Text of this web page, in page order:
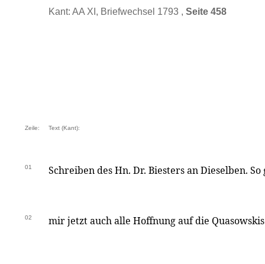
Kant: AA XI, Briefwechsel 1793 , Seite 458
Zeile: Text (Kant):
01 Schreiben des Hn. Dr. Biesters an Dieselben. So
02 mir jetzt auch alle Hoffnung auf die